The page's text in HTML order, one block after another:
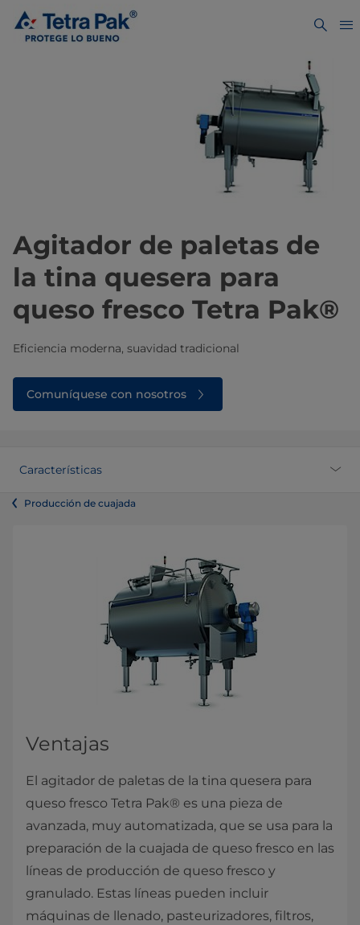
Agitador de paletas de
la tina quesera para
queso fresco Tetra Pak®
Eficiencia moderna, suavidad tradicional
Comuníquese con nosotros
Características
Producción de cuajada
Ventajas
El agitador de paletas de la tina quesera para
queso fresco Tetra Pak® es una pieza de
avanzada, muy automatizada, que se usa para la
preparación de la cuajada de queso fresco en las
líneas de producción de queso fresco y
granulado. Estas líneas pueden incluir
máquinas de llenado, pasteurizadores, filtros,